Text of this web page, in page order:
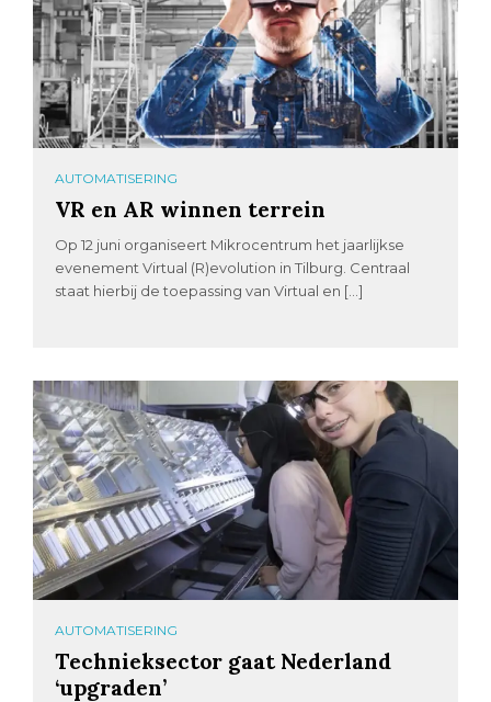
AUTOMATISERING
VR en AR winnen terrein
Op 12 juni organiseert Mikrocentrum het jaarlijkse
evenement Virtual (R)evolution in Tilburg. Centraal
staat hierbij de toepassing van Virtual en […]
AUTOMATISERING
Technieksector gaat Nederland
‘upgraden’